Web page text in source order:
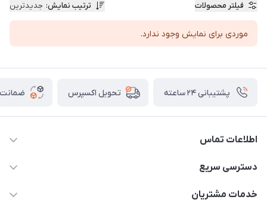
فیلتر محصولات ترتیب نمایش: جدیدترین
موردی برای نمایش وجود ندارد.
پشتیبانی ۲۴ ساعته تحویل اکسپرس ضمانت
اطلاعات تماس
02177111474
دسترسی سریع
حساب کاربری
خدمات مشتریان